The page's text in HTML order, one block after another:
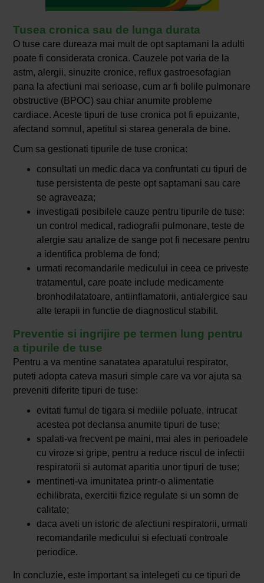
Tusea cronica sau de lunga durata
O tuse care dureaza mai mult de opt saptamani la adulti
poate fi considerata cronica. Cauzele pot varia de la
astm, alergii, sinuzite cronice, reflux gastroesofagian
pana la afectiuni mai serioase, cum ar fi bolile pulmonare
obstructive (BPOC) sau chiar anumite probleme
cardiace. Aceste tipuri de tuse cronica pot fi epuizante,
afectand somnul, apetitul si starea generala de bine.
Cum sa gestionati tipurile de tuse cronica:
consultati un medic daca va confruntati cu tipuri de
tuse persistenta de peste opt saptamani sau care
se agraveaza;
investigati posibilele cauze pentru tipurile de tuse:
un control medical, radiografii pulmonare, teste de
alergie sau analize de sange pot fi necesare pentru
a identifica problema de fond;
urmati recomandarile medicului in ceea ce priveste
tratamentul, care poate include medicamente
bronhodilatatoare, antiinflamatorii, antialergice sau
alte terapii in functie de diagnosticul stabilit.
Preventie si ingrijire pe termen lung pentru
a tipurile de tuse
Pentru a va mentine sanatatea aparatului respirator,
puteti adopta cateva masuri simple care va vor ajuta sa
preveniti diferite tipuri de tuse:
evitati fumul de tigara si mediile poluate, intrucat
acestea pot declansa anumite tipuri de tuse;
spalati-va frecvent pe maini, mai ales in perioadele
cu viroze si gripe, pentru a reduce riscul de infectii
respiratorii si automat aparitia unor tipuri de tuse;
mentineti-va imunitatea printr-o alimentatie
echilibrata, exercitii fizice regulate si un somn de
calitate;
daca aveti un istoric de afectiuni respiratorii, urmati
recomandarile medicului si efectuati controale
periodice.
In concluzie, este important sa intelegeti cu ce tipuri de